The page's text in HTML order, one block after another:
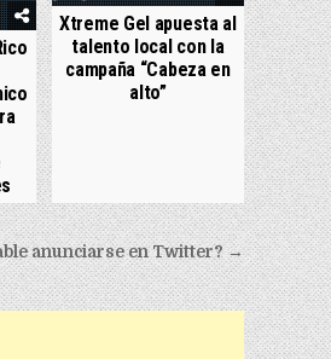
Xtreme Gel apuesta al
talento local con la
campaña “Cabeza en
alto”
anunciarse en Twitter?→